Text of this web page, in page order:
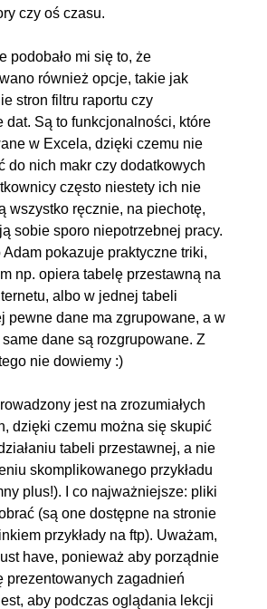
czy oś czasu.
podobało mi się to, że
również opcje, takie jak
stron filtru raportu czy
dat. Są to funkcjonalności, które
w Excela, dzięki czemu nie
do nich makr czy dodatkowych
często niestety ich nie
wszystko ręcznie, na piechotę,
sobie sporo niepotrzebnej pracy.
Adam pokazuje praktyczne triki,
np. opiera tabelę przestawną na
albo w jednej tabeli
pewne dane ma zgrupowane, a w
dane są rozgrupowane. Z
nie dowiemy :)
jest na zrozumiałych
dzięki czemu można się skupić
tabeli przestawnej, a nie
skomplikowanego przykładu
plus!). I co najważniejsze: pliki
(są one dostępne na stronie
przykłady na ftp). Uważam,
have, ponieważ aby porządnie
prezentowanych zagadnień
aby podczas oglądania lekcji